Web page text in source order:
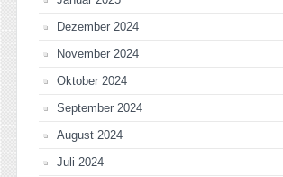
Dezember 2024
November 2024
Oktober 2024
September 2024
August 2024
Juli 2024